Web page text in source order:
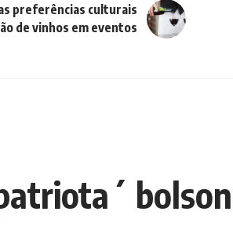
preferências culturais
de vinhos em eventos